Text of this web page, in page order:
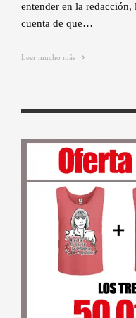
entender en la
cuenta de que…
Leer mucho más